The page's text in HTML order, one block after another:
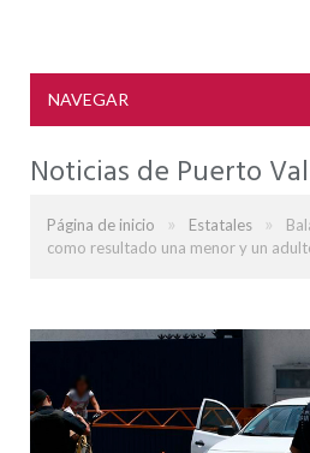
NAVEGAR
Noticias de Puerto
Página de inicio » Estatales »
como resultado una menor y un